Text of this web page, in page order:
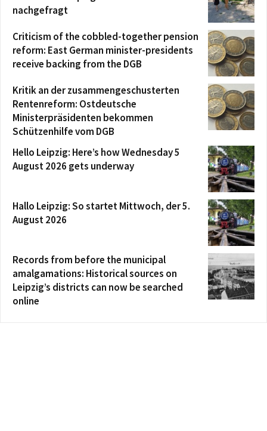
nachgefragt
Criticism of the cobbled-together pension
reform: East German minister-presidents
receive backing from the DGB
Kritik an der zusammengeschusterten
Rentenreform: Ostdeutsche
Ministerpräsidenten bekommen
Schützenhilfe vom DGB
Hello Leipzig: Here’s how Wednesday 5
August 2026 gets underway
Hallo Leipzig: So startet Mittwoch, der 5.
August 2026
Records from before the municipal
amalgamations: Historical sources on
Leipzig’s districts can now be searched
online